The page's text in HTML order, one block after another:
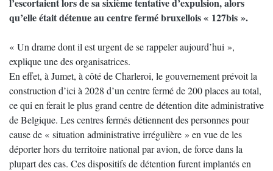
qu’elle était détenue au centre fermé bruxellois « 127bis ».
« Un drame dont il est urgent de se rappeler aujourd’hui »,
explique une des organisatrices.
En effet, à Jumet, à côté de Charleroi, le gouvernement prévoit la
construction d’ici à 2028 d’un centre fermé de 200 places au total,
ce qui en ferait le plus grand centre de détention dite administrative
de Belgique. Les centres fermés détiennent des personnes pour
cause de « situation administrative irrégulière » en vue de les
déporter hors du territoire national par avion, de force dans la
plupart des cas. Ces dispositifs de détention furent implantés en